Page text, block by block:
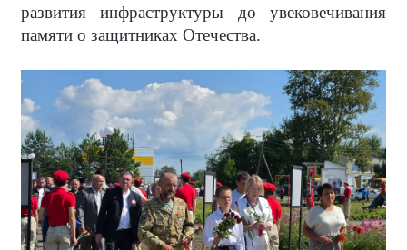
развития инфраструктуры до увековечивания
памяти о защитниках Отечества.